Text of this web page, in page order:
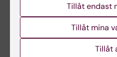
27 aug 2026-27 aug 2026
Ebola: från Goma till
Stockholm, vad kan
Tillåt endast
Tillåt mina
Tillåt